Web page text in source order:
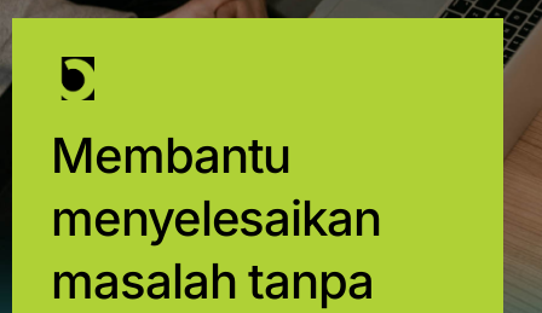
Membantu
menyelesaikan
masalah tanpa